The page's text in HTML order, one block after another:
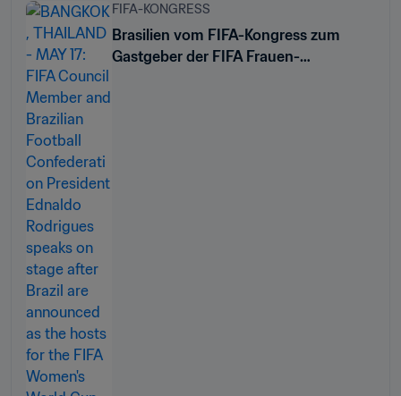
FIFA-KONGRESS
Brasilien vom FIFA-Kongress zum
Gastgeber der FIFA Frauen-